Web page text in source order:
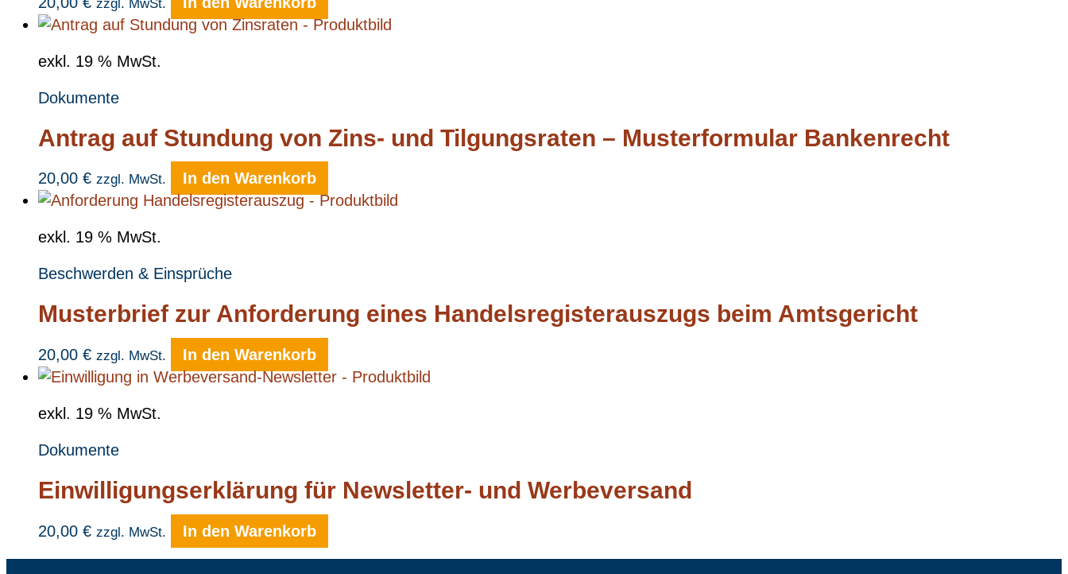
zzgl. MwSt.
exkl. 19 % MwSt.
Dokumente
Antrag auf Stundung von Zins- und Tilgungsraten – Musterformular Bankenrecht
20,00 € zzgl. MwSt. In den Warenkorb
exkl. 19 % MwSt.
Beschwerden & Einsprüche
Musterbrief zur Anforderung eines Handelsregisterauszugs beim Amtsgericht
20,00 € zzgl. MwSt. In den Warenkorb
exkl. 19 % MwSt.
Dokumente
Einwilligungserklärung für Newsletter- und Werbeversand
20,00 € zzgl. MwSt. In den Warenkorb